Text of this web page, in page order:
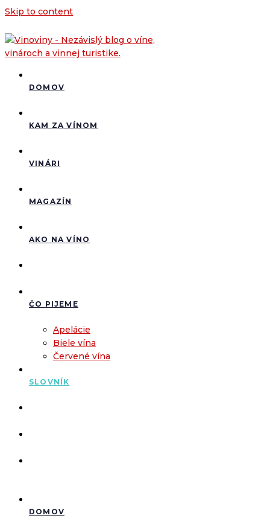
Skip to content
DOMOV
KAM ZA VÍNOM
VINÁRI
MAGAZÍN
AKO NA VÍNO
ČO PIJEME
Apelácie
Biele vína
Červené vína
SLOVNÍK
DOMOV